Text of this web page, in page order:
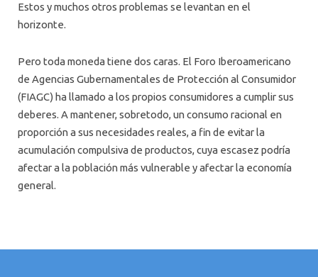
Estos y muchos otros problemas se levantan en el
horizonte.
Pero toda moneda tiene dos caras. El Foro Iberoamericano
de Agencias Gubernamentales de Protección al Consumidor
(FIAGC) ha llamado a los propios consumidores a cumplir sus
deberes. A mantener, sobretodo, un consumo racional en
proporción a sus necesidades reales, a fin de evitar la
acumulación compulsiva de productos, cuya escasez podría
afectar a la población más vulnerable y afectar la economía
general.